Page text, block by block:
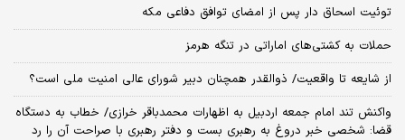
توئیت اسحاق دار پس از امضای توافق دفاعی مکه
حملات به کشتی‌های اماراتی در تنگه هرمز
از شایعه تا واقعیت/ ذوالقدر همچنان دبیر شورای ‌عالی امنیت ملی است؟
واکنش تند امام جمعه اردبیل به اظهارات محمدباقر خرازی/ خطاب به دستگاه
قضا: شخصی خبر دروغ به رهبری بست و دفتر رهبری با صراحت آن را رد